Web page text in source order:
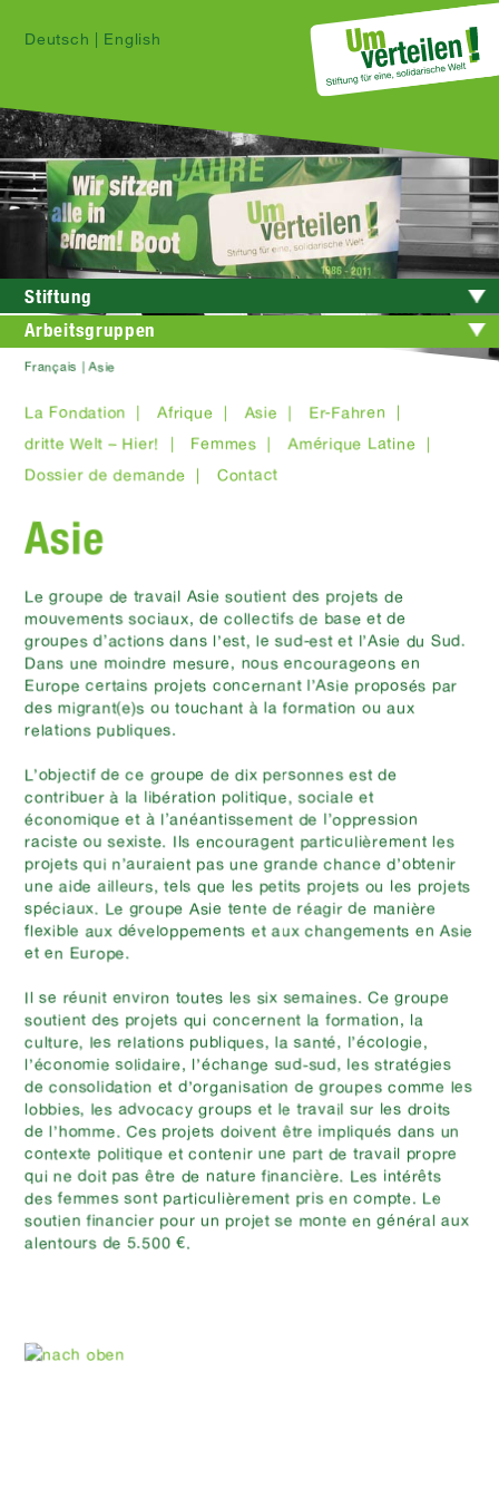
Deutsch | English
Stiftung
Arbeitsgruppen
Français | Asie
La Fondation | Afrique | Asie |
Er-Fahren |
dritte Welt – Hier! |
Femmes |
Amérique Latine |
Dossier de demande |
Contact
Asie
Le groupe de travail Asie soutient des projets de
mouvements sociaux, de collectifs de base et de
groupes d’actions dans l’est, le sud-est et l’Asie du Sud.
Dans une moindre mesure, nous encourageons en
Europe certains projets concernant l’Asie proposés par
des migrant(e)s ou touchant à la formation ou aux
relations publiques.
L’objectif de ce groupe de dix personnes est de
contribuer à la libération politique, sociale et
économique et à l’anéantissement de l’oppression
raciste ou sexiste. Ils encouragent particulièrement les
projets qui n’auraient pas une grande chance d’obtenir
une aide ailleurs, tels que les petits projets ou les projets
spéciaux. Le groupe Asie tente de réagir de manière
flexible aux développements et aux changements en Asie
et en Europe.
Il se réunit environ toutes les six semaines. Ce groupe
soutient des projets qui concernent la formation, la
culture, les relations publiques, la santé, l’écologie,
l’économie solidaire, l’échange sud-sud, les stratégies
de consolidation et d’organisation de groupes comme les
lobbies, les advocacy groups et le travail sur les droits
de l’homme. Ces projets doivent être impliqués dans un
contexte politique et contenir une part de travail propre
qui ne doit pas être de nature financière. Les intérêts
des femmes sont particulièrement pris en compte. Le
soutien financier pour un projet se monte en général aux
alentours de 5.500 €.